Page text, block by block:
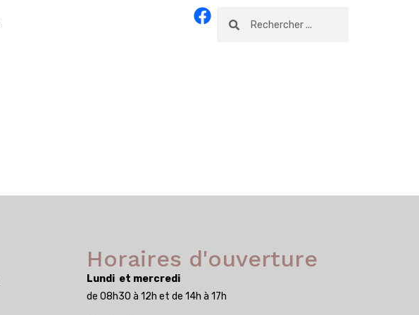
Horaires d'ouverture
Lundi et mercredi
de 08h30 à 12h et de 14h à 17h